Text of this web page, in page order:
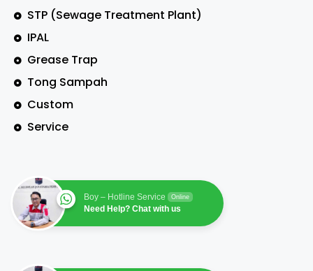
STP (Sewage Treatment Plant)
IPAL
Grease Trap
Tong Sampah
Custom
Service
Boy – Hotline Service Online
Need Help? Chat with us